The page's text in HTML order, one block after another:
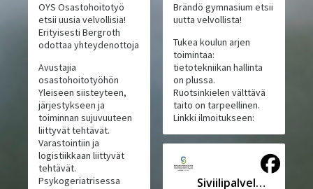
OYS Osastohoitotyö
etsii uusia velvollisia!
Erityisesti Bergroth
odottaa yhteydenottoja
Avustajia
osastohoitotyöhön
Yleiseen siisteyteen,
järjestykseen ja
toiminnan sujuvuuteen
liittyvät tehtävät.
Varastointiin ja
logistiikkaan liittyvät
tehtävät.
Psykogeriatrisessa
Brändö gymnasium etsii
uutta velvollista!
Tukea koulun arjen
toimintaa:
tietotekniikan hallinta
on plussa.
Ruotsinkielen välttävä
taito on tarpeellinen.
Linkki ilmoitukseen:
Siviilipalveluskeskus